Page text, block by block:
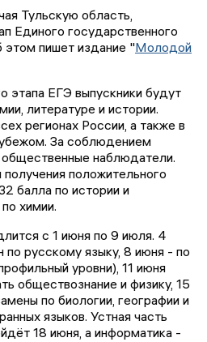
Тульскую область,
Единого государственного
пишет издание "Молодой
этапа ЕГЭ выпускники будут
литературе и истории.
регионах России, а также в
За соблюдением
наблюдатели.
положительного
балла по истории и
химии.
с 1 июня по 9 июля. 4
по русскому языку, 8 июня - по
уровни), 11 июня
обществознание и физику, 15
по биологии, географии и
языков. Устная часть
18 июня, а информатика -